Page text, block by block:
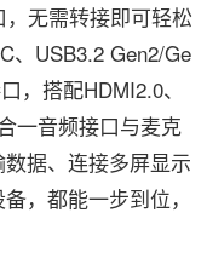
无需转接即可轻松
、USB3.2 Gen2/Ge
，搭配HDMI2.0、
一音频接口与麦克
据、连接多屏显示
，都能一步到位，